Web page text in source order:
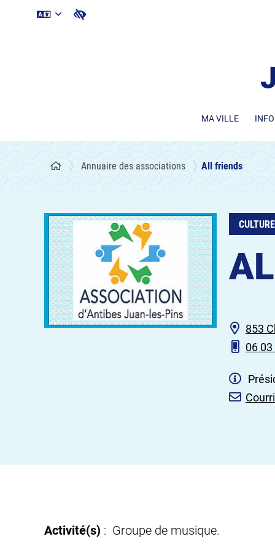
MA VILLE
Annuaire des associations All friends
853
06
Activité(s) : Groupe de musique.